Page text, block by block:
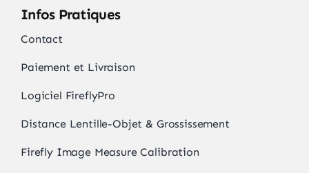
Infos Pratiques
Contact
Paiement et Livraison
Logiciel FireflyPro
Distance Lentille-Objet & Grossissement
Firefly Image Measure Calibration